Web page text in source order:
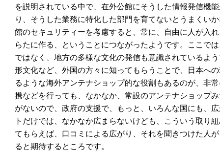
を説明されている中で、在外公館にそうした情報発信機
り、そうした業務に特化した部門を育てないとうまくい
館のセキュリティーを考慮すると、常に、自由に人が入
らたに作る、ということにつながったようです。ここで
ではなく、地方の多様な文化の発信も意識されているよ
形文化など、外国の方々に知ってもらうことで、日本へ
るような海外アンテナショップ的な役割もあるのが、非
携などを行っても、なかなか、常設のアンテナショップ
がないので、政府の支援で、もっと、いろんな国にも、
トだけでは、なかなか広まらないけども、こういう取り
てもらえば、口コミによる広がり、それを聞きつけた人
ると期待するところです。